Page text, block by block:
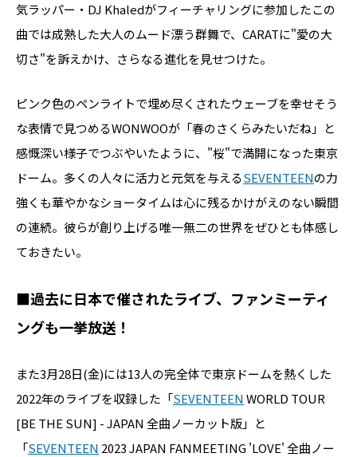
気ラッパー・DJ Khaledがフィーチャリングに参加したこの
曲では成熟した大人のムード漂う群舞で、CARATに"愛の大
切さ"を訴えかけ、さらなる進化を見せつけた。
ピンク色のペンライトで埋め尽くされたウェーブを幸せそう
な表情で見つめるWONWOOが「春のさくらみたいだね」と
感慨深い様子でつぶやいたように、"桜"で満開になった東京
ドーム。多くの人々に活力と元気を与えるSEVENTEENの力
強くも華やかなショータイムは心に残るかけがえのない瞬間
の連続。彼らが創り上げる唯一無二の世界をぜひとも体感し
ておきたい。
■過去に日本で催されたライブ、ファンミーティ
ングも一挙放送！
また3月28日(金)には13人の完全体で東京ドームを熱くした
2022年のライブを収録した「SEVENTEENWORLD TOUR
[BE THE SUN] - JAPAN 全曲ノーカット版」と
「SEVENTEEN 2023 JAPAN FANMEETING 'LOVE' 全曲ノー